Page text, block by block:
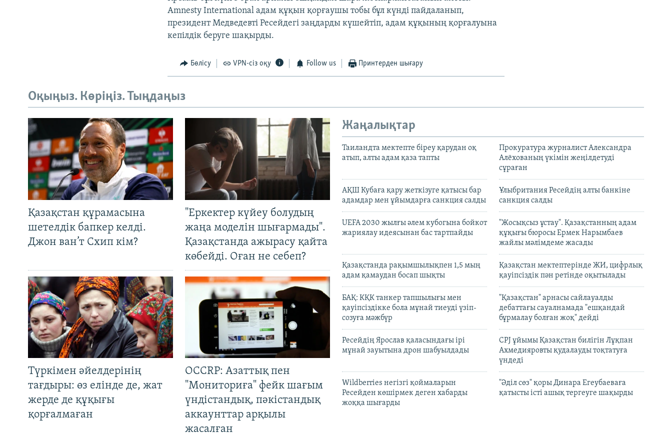
Amnesty International адам құқын қорғаушы тобы бұл күнді пайдаланып,
президент Медведевті Ресейдегі заңдарды күшейтіп, адам құқының қорғалуына
кепілдік беруге шақырды.
Бөлісу VPN-сіз оқу Follow us Принтерден шығару
Оқыңыз. Көріңіз. Тыңдаңыз
Қазақстан құрамасына
шетелдік бапкер келді.
Джон ван’т Схип кім?
"Еркектер күйеу болудың
жаңа моделін шығармады".
Қазақстанда ажырасу қайта
көбейді. Оған не себеп?
Түркімен әйелдерінің
тағдыры: өз елінде де, жат
жерде де құқығы
қорғалмаған
OCCRP: Азаттық пен
"Мониториға" фейк шағым
үндістандық, пәкістандық
аккаунттар арқылы
жасалған
Жаңалықтар
Таиландта мектепте біреу қарудан оқ
атып, алты адам қаза тапты
Прокуратура журналист Александра
Алёхованың үкімін жеңілдетуді
сұраған
АҚШ Кубаға қару жеткізуге қатысы бар
адамдар мен ұйымдарға санкция салды
Ұлыбритания Ресейдің алты банкіне
санкция салды
UEFA 2030 жылғы әлем кубогына бойкот
жариялау идеясынан бас тартпайды
"Жосықсыз ұстау". Қазақстанның адам
құқығы бюросы Ермек Нарымбаев
жайлы мәлімдеме жасады
Қазақстанда рақымшылықпен 1,5 мың
адам қамаудан босап шықты
Қазақстан мектептерінде ЖИ, цифрлық
қауіпсіздік пән ретінде оқытылады
БАҚ: КҚК танкер тапшылығы мен
қауіпсіздікке бола мұнай тиеуді үзіп-
созуға мәжбүр
"Қазақстан" арнасы сайлауалды
дебаттағы сауалнамада "ешқандай
бұрмалау болған жоқ" дейді
Ресейдің Ярослав қаласындағы ірі
мұнай зауытына дрон шабуылдады
CPJ ұйымы Қазақстан билігін Лұқпан
Ахмедияровты қудалауды тоқтатуға
үндеді
Wildberries негізгі қоймаларын
Ресейден көшірмек деген хабарды
жоққа шығарды
"Әділ сөз" қоры Динара Егеубаеваға
қатысты істі ашық тергеуге шақырды